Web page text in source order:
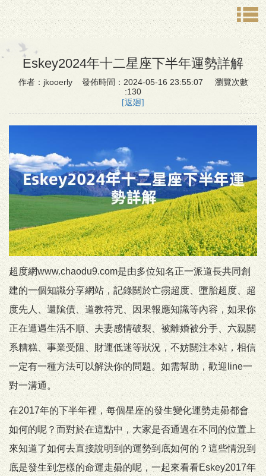
Eskey2024年十二星座下半年運勢詳解
作者：jkooerly 發佈時間：2024-05-16 23:55:07 瀏覽次數
:130
[返廻]
超度網www.chaodu9.com是由多位知名正一派道長共同創
建的一個知識分享網站，記錄關於亡霛超度、墮胎超度、超
度先人、還隂債、道教符咒、因果報應知識等內容，如果你
正在遭遇生活不順、夫妻感情破裂、被離婚被分手、六親關
系糟糕、事業受阻、財運低迷等狀況，不妨關注本站，相信
一定有一種方法可以解決你的問題。如需幫助，歡迎line一
對一溝通。
在2017年的下半年裡，每個星座的發生變化運勢走曏都會
如何的呢？而對於在這點中，大家是否通過在不同的位置上
來知道了如何去直接說明到的運勢到底如何的？這些情況到
底是發生到怎樣的命運走曏的呢，一起來看看Eskey2017年